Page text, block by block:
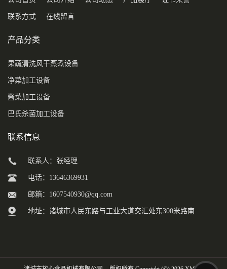
联系方式 在线留言
产品分类
果蔬清洗风干蒸煮设备
净菜加工设备
酱菜加工设备
巴氏杀菌加工设备
联系信息
联系人：张经理
电话：13646369931
邮箱： 1607540930@qq.com
地址：诸城市人民东路与工业大道交汇处东300米路南